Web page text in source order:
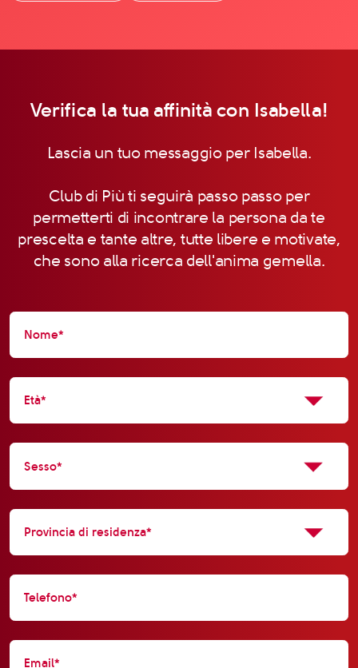
Verifica la tua affinità con Isabella!
Lascia un tuo messaggio per Isabella.
Club di Più ti seguirà passo passo per
permetterti di incontrare la persona da te
prescelta e tante altre, tutte libere e motivate,
che sono alla ricerca dell'anima gemella.